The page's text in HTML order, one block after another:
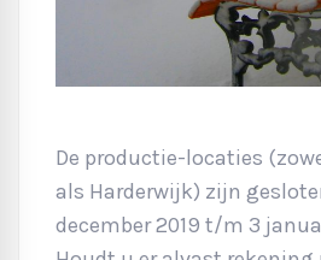
De productie-locaties
als Harderwijk) zijn
december 2019 t/m 3